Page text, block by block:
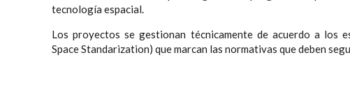
tecnología espacial.
Los proyectos se gestionan técnicamente de acuerdo a los
Space Standarization) que marcan las normativas que deben